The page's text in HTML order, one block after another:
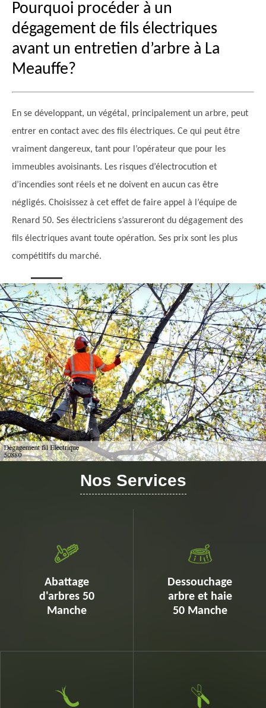
Pourquoi procéder à un
dégagement de fils électriques
avant un entretien d’arbre à La
Meauffe?
En se développant, un végétal, principalement un arbre, peut
entrer en contact avec des fils électriques. Ce qui peut être
vraiment dangereux, tant pour l’opérateur que pour les
immeubles avoisinants. Les risques d’électrocution et
d’incendies sont réels et ne doivent en aucun cas être
négligés. Choisissez à cet effet de faire appel à l’équipe de
Renard 50. Ses électriciens s’assureront du dégagement des
fils électriques avant toute opération. Ses prix sont les plus
compétitifs du marché.
Nos Services
Abattage
d'arbres 50
Manche
Dessouchage
arbre et haie
50 Manche